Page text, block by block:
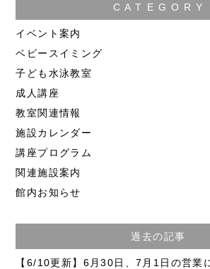
C A T E G O R Y
イベント案内
ベビースイミング
子ども水泳教室
成人講座
教室関連情報
施設カレンダー
講座プログラム
関連施設案内
館内お知らせ
過去の記事
【6/10更新】6月30日、7月1日の営業